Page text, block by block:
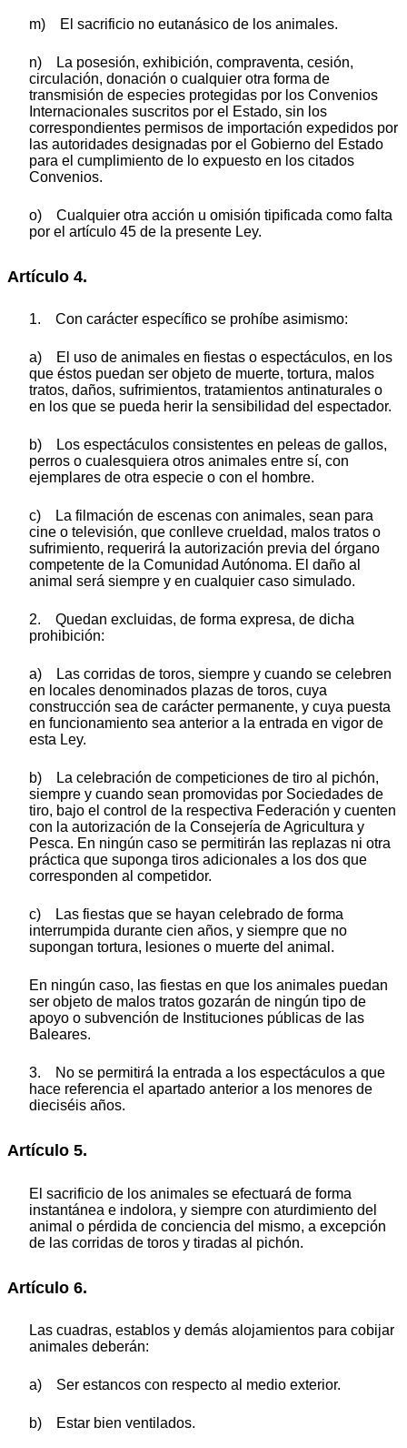
m) El sacrificio no eutanásico de los animales.
n) La posesión, exhibición, compraventa, cesión,
circulación, donación o cualquier otra forma de
transmisión de especies protegidas por los Convenios
Internacionales suscritos por el Estado, sin los
correspondientes permisos de importación expedidos por
las autoridades designadas por el Gobierno del Estado
para el cumplimiento de lo expuesto en los citados
Convenios.
o) Cualquier otra acción u omisión tipificada como falta
por el artículo 45 de la presente Ley.
Artículo 4.
1. Con carácter específico se prohíbe asimismo:
a) El uso de animales en fiestas o espectáculos, en los
que éstos puedan ser objeto de muerte, tortura, malos
tratos, daños, sufrimientos, tratamientos antinaturales o
en los que se pueda herir la sensibilidad del espectador.
b) Los espectáculos consistentes en peleas de gallos,
perros o cualesquiera otros animales entre sí, con
ejemplares de otra especie o con el hombre.
c) La filmación de escenas con animales, sean para
cine o televisión, que conlleve crueldad, malos tratos o
sufrimiento, requerirá la autorización previa del órgano
competente de la Comunidad Autónoma. El daño al
animal será siempre y en cualquier caso simulado.
2. Quedan excluidas, de forma expresa, de dicha
prohibición:
a) Las corridas de toros, siempre y cuando se celebren
en locales denominados plazas de toros, cuya
construcción sea de carácter permanente, y cuya puesta
en funcionamiento sea anterior a la entrada en vigor de
esta Ley.
b) La celebración de competiciones de tiro al pichón,
siempre y cuando sean promovidas por Sociedades de
tiro, bajo el control de la respectiva Federación y cuenten
con la autorización de la Consejería de Agricultura y
Pesca. En ningún caso se permitirán las replazas ni otra
práctica que suponga tiros adicionales a los dos que
corresponden al competidor.
c) Las fiestas que se hayan celebrado de forma
interrumpida durante cien años, y siempre que no
supongan tortura, lesiones o muerte del animal.
En ningún caso, las fiestas en que los animales puedan
ser objeto de malos tratos gozarán de ningún tipo de
apoyo o subvención de Instituciones públicas de las
Baleares.
3. No se permitirá la entrada a los espectáculos a que
hace referencia el apartado anterior a los menores de
dieciséis años.
Artículo 5.
El sacrificio de los animales se efectuará de forma
instantánea e indolora, y siempre con aturdimiento del
animal o pérdida de conciencia del mismo, a excepción
de las corridas de toros y tiradas al pichón.
Artículo 6.
Las cuadras, establos y demás alojamientos para cobijar
animales deberán:
a) Ser estancos con respecto al medio exterior.
b) Estar bien ventilados.